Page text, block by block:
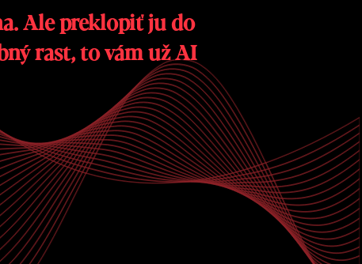
rast, to vám už AI